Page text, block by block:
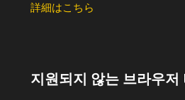
詳細はこちら
지원되지 않는 브라우저